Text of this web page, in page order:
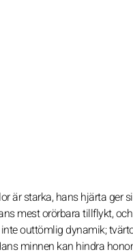
är starka, hans hjärta ger
mest orörbara tillflykt,
outtömlig dynamik;
minnen kan hindra